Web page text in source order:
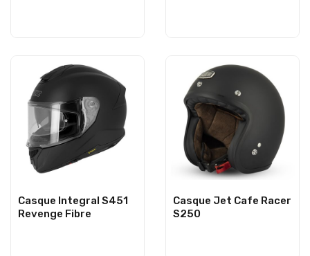
Casque Integral S451
Revenge Fibre
Casque Jet Cafe Racer
S250